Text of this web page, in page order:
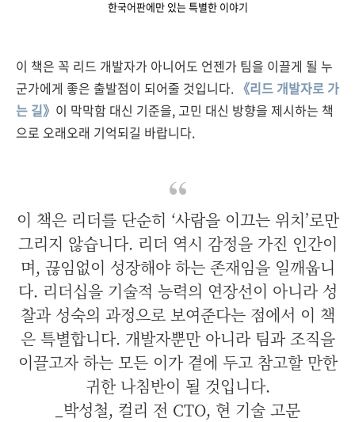
한국어판에만 있는 특별한 이야기
이 책은 꼭 리드 개발자가 아니어도 언젠가 팀을 이끌게 될 누
군가에게 좋은 출발점이 되어줄 것입니다. 《리드 개발자로 가
는 길》 이 막막함 대신 기준을, 고민 대신 방향을 제시하는 책
으로 오래오래 기억되길 바랍니다.
이 책은 리더를 단순히 ‘사람을 이끄는 위치’로만
그리지 않습니다. 리더 역시 감정을 가진 인간이
며, 끊임없이 성장해야 하는 존재임을 일깨웁니
다. 리더십을 기술적 능력의 연장선이 아니라 성
찰과 성숙의 과정으로 보여준다는 점에서 이 책
은 특별합니다. 개발자뿐만 아니라 팀과 조직을
이끌고자 하는 모든 이가 곁에 두고 참고할 만한
귀한 나침반이 될 것입니다.
_박성철, 컬리 전 CTO, 현 기술 고문